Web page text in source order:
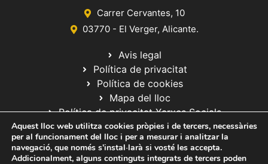
Carrer Cervantes, 10
03770 - El Verger, Alicante.
Avis legal
Política de privacitat
Política de cookies
Mapa del lloc
Política de privacitat Xarxes Socials
Aquest lloc web utilitza cookies pròpies i de tercers, necessàries
per al funcionament del lloc i per a mesurar i analitzar la
navegació, que només s'instal·larà si vosté les accepta.
Addicionalment, alguns continguts integrats de tercers poden